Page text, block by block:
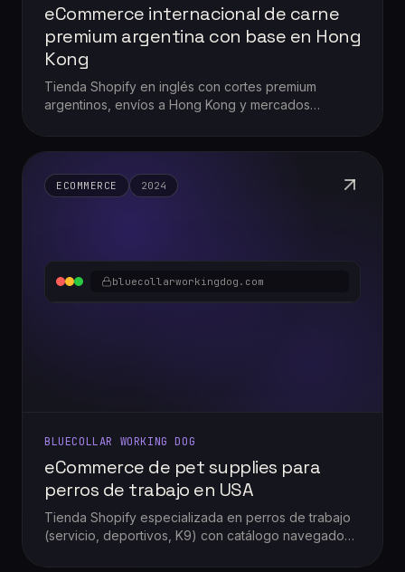
eCommerce internacional de carne
premium argentina con base en Hong
Kong
Tienda Shopify en inglés con cortes premium
argentinos, envíos a Hong Kong y mercados
bluecollarworkingdog.com
ECOMMERCE 2024
BLUECOLLAR WORKING DOG
eCommerce de pet supplies para
perros de trabajo en USA
Tienda Shopify especializada en perros de trabajo
(servicio, deportivos, K9) con catálogo navegado